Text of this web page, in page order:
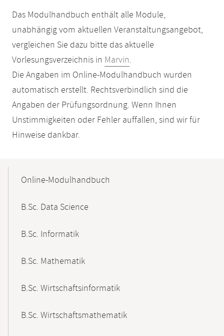
Das Modulhandbuch enthält alle Module,
unabhängig vom aktuellen Veranstaltungsangebot,
vergleichen Sie dazu bitte das aktuelle
Vorlesungsverzeichnis in Marvin.
Die Angaben im Online-Modulhandbuch wurden
automatisch erstellt. Rechtsverbindlich sind die
Angaben der Prüfungsordnung. Wenn Ihnen
Unstimmigkeiten oder Fehler auffallen, sind wir für
Hinweise dankbar.
NavigationOnline-Modulhandbuch
B.Sc. Data Science
B.Sc. Informatik
B.Sc. Mathematik
B.Sc. Wirtschaftsinformatik
B.Sc. Wirtschaftsmathematik